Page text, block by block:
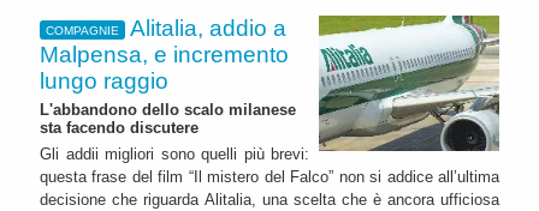
COMPAGNIE
Alitalia, addio a
Malpensa, e incremento
lungo raggio
L'abbandono dello scalo milanese
sta facendo discutere
Gli addii migliori sono quelli più brevi:
questa frase del film “Il mistero del Falco” non si addice all’ultima
decisione che riguarda Alitalia, una scelta che è ancora ufficiosa